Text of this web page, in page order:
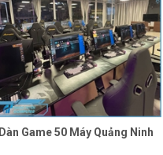
Dàn Game 50 Máy Quảng Ninh